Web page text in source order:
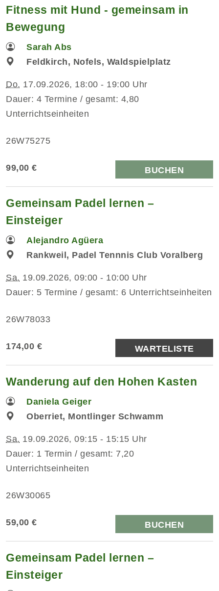
Fitness mit Hund - gemeinsam in
Bewegung
Sarah Abs
Feldkirch, Nofels, Waldspielplatz
Do. 17.09.2026, 18:00 - 19:00 Uhr
Dauer: 4 Termine / gesamt: 4,80
Unterrichtseinheiten
26W75275
99,00 € BUCHEN
Gemeinsam Padel lernen –
Einsteiger
Alejandro Agüera
Rankweil, Padel Tennnis Club Voralberg
Sa. 19.09.2026, 09:00 - 10:00 Uhr
Dauer: 5 Termine / gesamt: 6 Unterrichtseinheiten
26W78033
174,00 € WARTELISTE
Wanderung auf den Hohen Kasten
Daniela Geiger
Oberriet, Montlinger Schwamm
Sa. 19.09.2026, 09:15 - 15:15 Uhr
Dauer: 1 Termin / gesamt: 7,20
Unterrichtseinheiten
26W30065
59,00 € BUCHEN
Gemeinsam Padel lernen –
Einsteiger